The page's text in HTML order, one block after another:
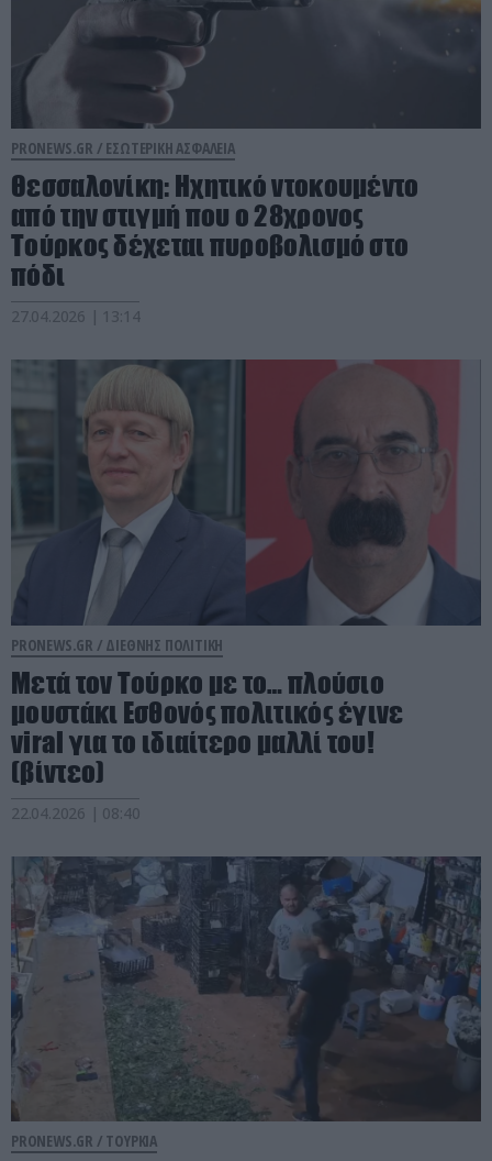
PRONEWS.GR / ΕΣΩΤΕΡΙΚΗ ΑΣΦΑΛΕΙΑ
Θεσσαλονίκη: Ηχητικό ντοκουμέντο
από την στιγμή που ο 28χρονος
Τούρκος δέχεται πυροβολισμό στο
πόδι
27.04.2026 | 13:14
PRONEWS.GR / ΔΙΕΘΝΗΣ ΠΟΛΙΤΙΚΗ
Μετά τον Τούρκο με το… πλούσιο
μουστάκι Εσθονός πολιτικός έγινε
viral για το ιδιαίτερο μαλλί του!
(βίντεο)
22.04.2026 | 08:40
PRONEWS.GR / ΤΟΥΡΚΙΑ